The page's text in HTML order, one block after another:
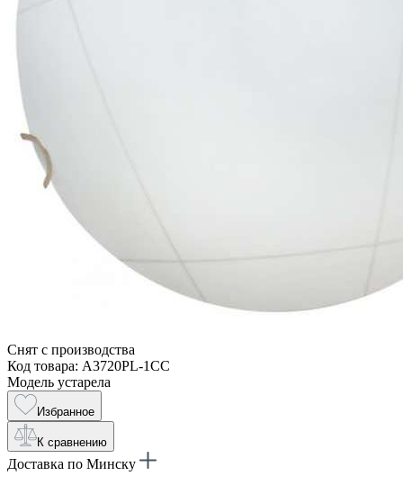
Снят с производства
Код товара: A3720PL-1CC
Модель устарела
Избранное
К сравнению
Доставка по Минску